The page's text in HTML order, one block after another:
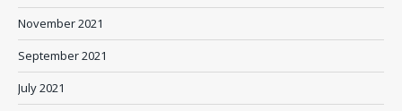
November 2021
September 2021
July 2021